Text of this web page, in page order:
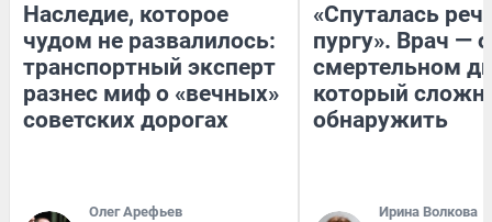
Наследие, которое
чудом не развалилось:
транспортный эксперт
разнес миф о «вечных»
советских дорогах
Олег Арефьев
«Спуталась
пургу». Врач — о
смертельном
который
обнаружить
Ирина Волкова